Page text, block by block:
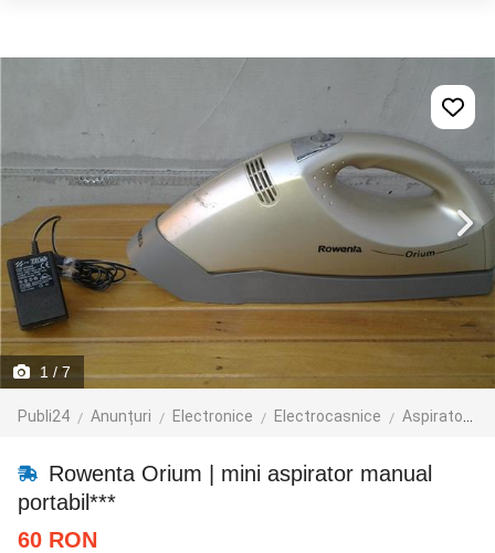
1 / 7
Publi24 Anunțuri Electronice Electrocasnice Aspiratoare
Rowenta Orium | mini aspirator manual
portabil***
60 RON